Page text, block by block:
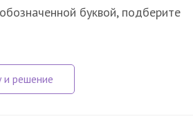
буквой, подберите